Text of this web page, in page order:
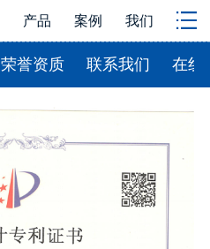
产品 案例 我们
荣誉资质 联系我们 在线